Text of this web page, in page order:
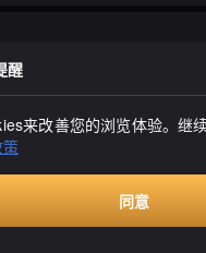
3.20
条。进去时只有我一个客人，但
着这是怎么回事，然后他们拿着
约10分钟后上菜！上面有猪肉片
调味是芝麻酱。(看到墙上的海报
油或芝麻酱，那就更好了。是我
醒
来改善您的浏览体验。继
同意